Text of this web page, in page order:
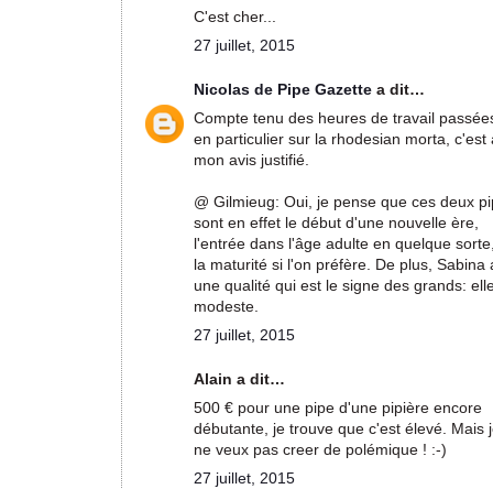
C'est cher...
27 juillet, 2015
Nicolas de Pipe Gazette a dit…
Compte tenu des heures de travail
en particulier sur la rhodesian morta, c'est
mon avis justifié.
@ Gilmieug: Oui, je pense que ces deux
sont en effet le début d'une nouvelle ère,
l'entrée dans l'âge adulte en quelque
la maturité si l'on préfère. De plus, Sabina
une qualité qui est le signe des grands:
modeste.
27 juillet, 2015
Alain a dit…
500 € pour une pipe d'une pipière encore
débutante, je trouve que c'est élevé. Mais
ne veux pas creer de polémique ! :-)
27 juillet, 2015